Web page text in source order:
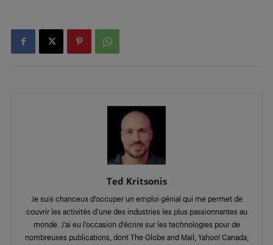
Ted Kritsonis
Je suis chanceux d’occuper un emploi génial qui me permet de
couvrir les activités d’une des industries les plus passionnantes au
monde. J’ai eu l’occasion d’écrire sur les technologies pour de
nombreuses publications, dont The Globe and Mail, Yahoo! Canada,